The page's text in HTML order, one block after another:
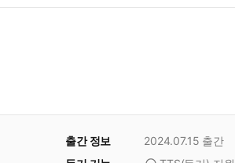
출간 정보 2024.07.15 출간